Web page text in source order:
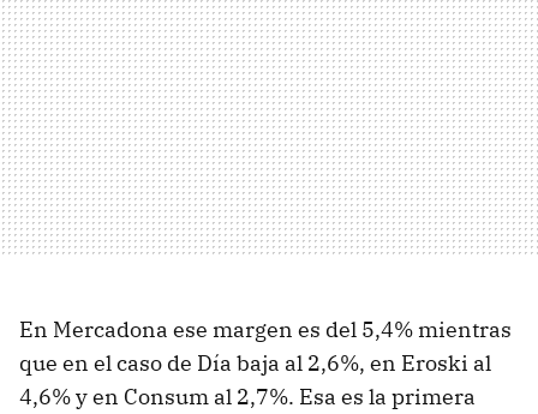
En Mercadona ese margen es del 5,4% mientras
que en el caso de Día baja al 2,6%, en Eroski al
4,6% y en Consum al 2,7%. Esa es la primera